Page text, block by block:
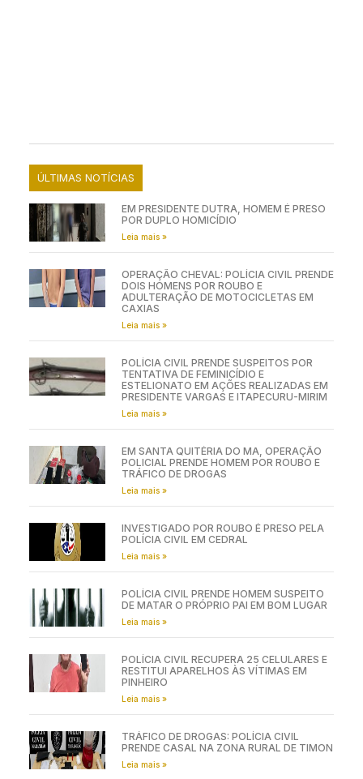
ÚLTIMAS NOTÍCIAS
EM PRESIDENTE DUTRA, HOMEM É PRESO
POR DUPLO HOMICÍDIO
Leia mais »
OPERAÇÃO CHEVAL: POLÍCIA CIVIL PRENDE
DOIS HOMENS POR ROUBO E
ADULTERAÇÃO DE MOTOCICLETAS EM
CAXIAS
Leia mais »
POLÍCIA CIVIL PRENDE SUSPEITOS POR
TENTATIVA DE FEMINICÍDIO E
ESTELIONATO EM AÇÕES REALIZADAS EM
PRESIDENTE VARGAS E ITAPECURU-MIRIM
Leia mais »
EM SANTA QUITÉRIA DO MA, OPERAÇÃO
POLICIAL PRENDE HOMEM POR ROUBO E
TRÁFICO DE DROGAS
Leia mais »
INVESTIGADO POR ROUBO É PRESO PELA
POLÍCIA CIVIL EM CEDRAL
Leia mais »
POLÍCIA CIVIL PRENDE HOMEM SUSPEITO
DE MATAR O PRÓPRIO PAI EM BOM LUGAR
Leia mais »
POLÍCIA CIVIL RECUPERA 25 CELULARES E
RESTITUI APARELHOS ÀS VÍTIMAS EM
PINHEIRO
Leia mais »
TRÁFICO DE DROGAS: POLÍCIA CIVIL
PRENDE CASAL NA ZONA RURAL DE TIMON
Leia mais »